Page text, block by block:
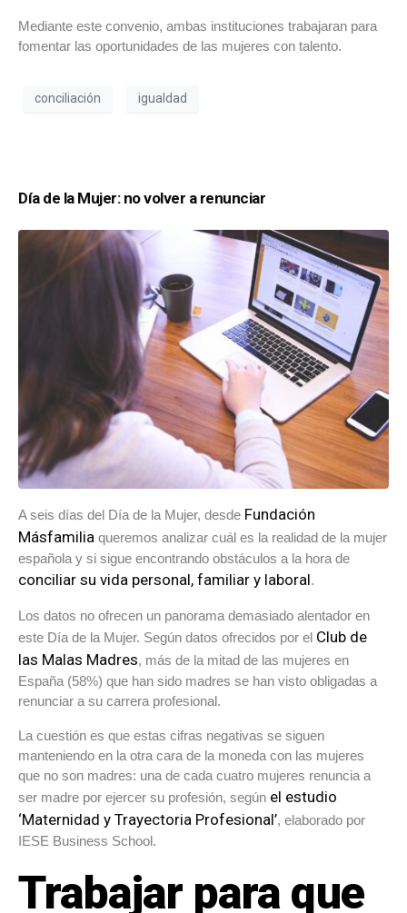
Mediante este convenio, ambas instituciones trabajaran para
fomentar las oportunidades de las mujeres con talento.
conciliación igualdad
Día de la Mujer: no volver a renunciar
A seis días del Día de la Mujer, desde Fundación
Másfamilia queremos analizar cuál es la realidad de la mujer
española y si sigue encontrando obstáculos a la hora de
conciliar su vida personal, familiar y laboral.
Los datos no ofrecen un panorama demasiado alentador en
este Día de la Mujer. Según datos ofrecidos por el Club de
las Malas Madres, más de la mitad de las mujeres en
España (58%) que han sido madres se han visto obligadas a
renunciar a su carrera profesional.
La cuestión es que estas cifras negativas se siguen
manteniendo en la otra cara de la moneda con las mujeres
que no son madres: una de cada cuatro mujeres renuncia a
ser madre por ejercer su profesión, según el estudio
‘Maternidad y Trayectoria Profesional’, elaborado por
IESE Business School.
Trabajar para que